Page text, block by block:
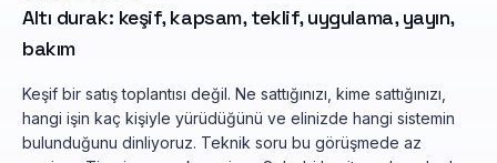
Altı durak: keşif, kapsam, teklif, uygulama, yayın,
bakım
Keşif bir satış toplantısı değil. Ne sattığınızı, kime sattığınızı,
hangi işin kaç kişiyle yürüdüğünü ve elinizde hangi sistemin
bulunduğunu dinliyoruz. Teknik soru bu görüşmede az